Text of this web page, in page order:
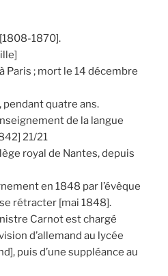
1870].
Paris ; mort le 14 décembre
pendant quatre ans.
de la langue
21/21
royal de Nantes, depuis
en 1848 par l’évêque
rétracter [mai 1848].
Carnot est chargé
d’allemand au lycée
puis d’une suppléance au